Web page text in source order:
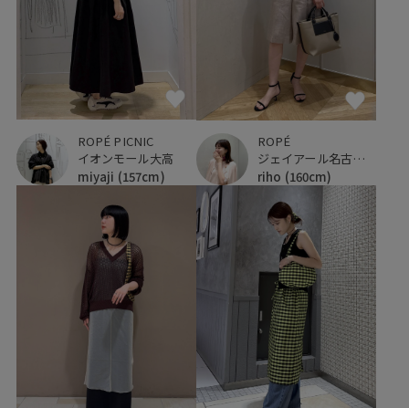
ROPÉ PICNIC
イオンモール大高
miyaji (157cm)
ROPÉ
ジェイアール名古屋タカシマヤ
riho (160cm)